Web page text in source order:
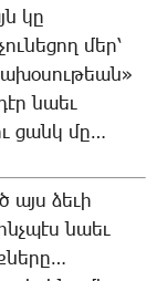
կը
մեր՝
նաեւ
ցանկ մը…
ձե­ւի
նաեւ